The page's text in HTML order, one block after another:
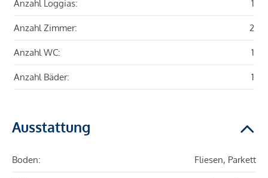
Anzahl Loggias: 1
Anzahl Zimmer: 2
Anzahl WC: 1
Anzahl Bäder: 1
Ausstattung
Boden: Fliesen, Parkett